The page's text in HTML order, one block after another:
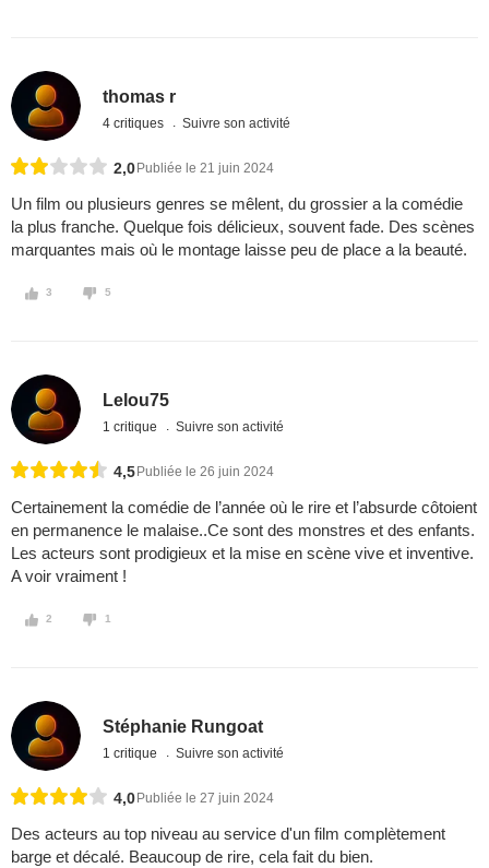
thomas r
4 critiques Suivre son activité
2,0 Publiée le 21 juin 2024
Un film ou plusieurs genres se mêlent, du grossier a la comédie
la plus franche. Quelque fois délicieux, souvent fade. Des scènes
marquantes mais où le montage laisse peu de place a la beauté.
3 5
Lelou75
1 critique Suivre son activité
4,5 Publiée le 26 juin 2024
Certainement la comédie de l’année où le rire et l’absurde côtoient
en permanence le malaise..Ce sont des monstres et des enfants.
Les acteurs sont prodigieux et la mise en scène vive et inventive.
A voir vraiment !
2 1
Stéphanie Rungoat
1 critique Suivre son activité
4,0 Publiée le 27 juin 2024
Des acteurs au top niveau au service d'un film complètement
barge et décalé. Beaucoup de rire, cela fait du bien.